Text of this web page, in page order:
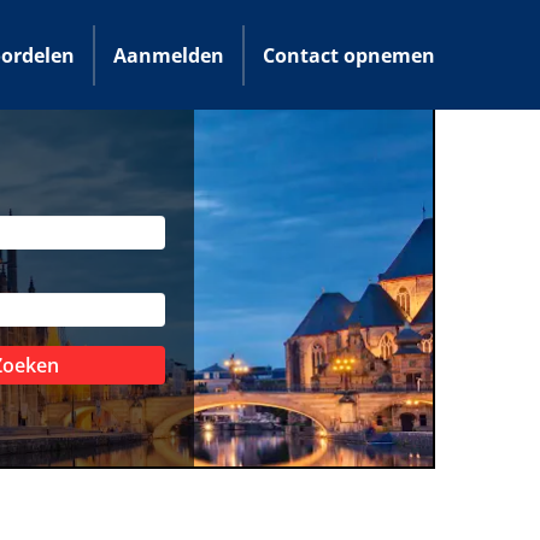
Aanmelden Contact opnemen